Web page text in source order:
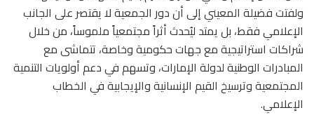
ولفتت فضيلة المعيني إلى أن دور الجمعية لا يقتصر على الجانب
الإعلامي فقط، بل يمتد ليُحدث أثراً مجتمعياً ملموساً، من خلال
شراكات استراتيجية مع جهات حكومية وخاصة، تتماشى مع
المبادرات الوطنية لدولة الإمارات، وتسهم في دعم أولويات التنمية
المجتمعية وترسيخ القيم الإنسانية والإيجابية في الخطاب
الإعلامي.